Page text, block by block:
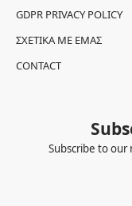
GDPR PRIVACY POLICY
ΣΧΕΤΙΚΆ ΜΕ ΕΜΆΣ
CONTACT
Subscribe to